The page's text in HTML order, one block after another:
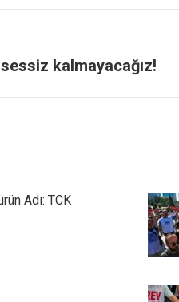
kalmayacağız!
Adı: TCK